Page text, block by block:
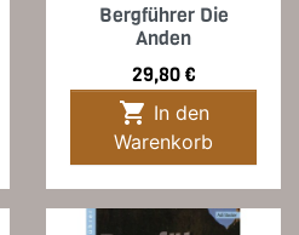
Bergführer Die
Anden
Preis
29,80 €

Warenkorb